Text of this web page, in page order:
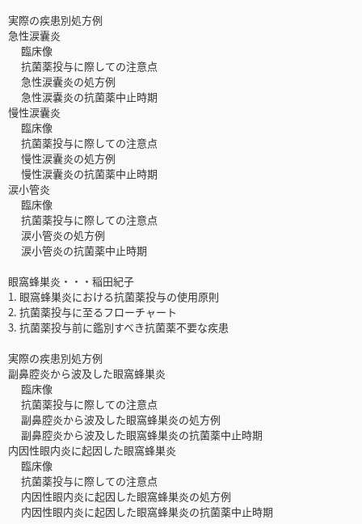
実際の疾患別処方例
急性涙囊炎
臨床像
抗菌薬投与に際しての注意点
急性涙囊炎の処方例
急性涙嚢炎の抗菌薬中止時期
慢性涙囊炎
臨床像
抗菌薬投与に際しての注意点
慢性涙囊炎の処方例
慢性涙囊炎の抗菌薬中止時期
涙小管炎
臨床像
抗菌薬投与に際しての注意点
涙小管炎の処方例
涙小管炎の抗菌薬中止時期
眼窩蜂巣炎・・・稲田紀子
1. 眼窩蜂巣炎における抗菌薬投与の使用原則
2. 抗菌薬投与に至るフローチャート
3. 抗菌薬投与前に鑑別すべき抗菌薬不要な疾患
実際の疾患別処方例
副鼻腔炎から波及した眼窩蜂巣炎
臨床像
抗菌薬投与に際しての注意点
副鼻腔炎から波及した眼窩蜂巣炎の処方例
副鼻腔炎から波及した眼窩蜂巣炎の抗菌薬中止時期
内因性眼内炎に起因した眼窩蜂巣炎
臨床像
抗菌薬投与に際しての注意点
内因性眼内炎に起因した眼窩蜂巣炎の処方例
内因性眼内炎に起因した眼窩蜂巣炎の抗菌薬中止時期